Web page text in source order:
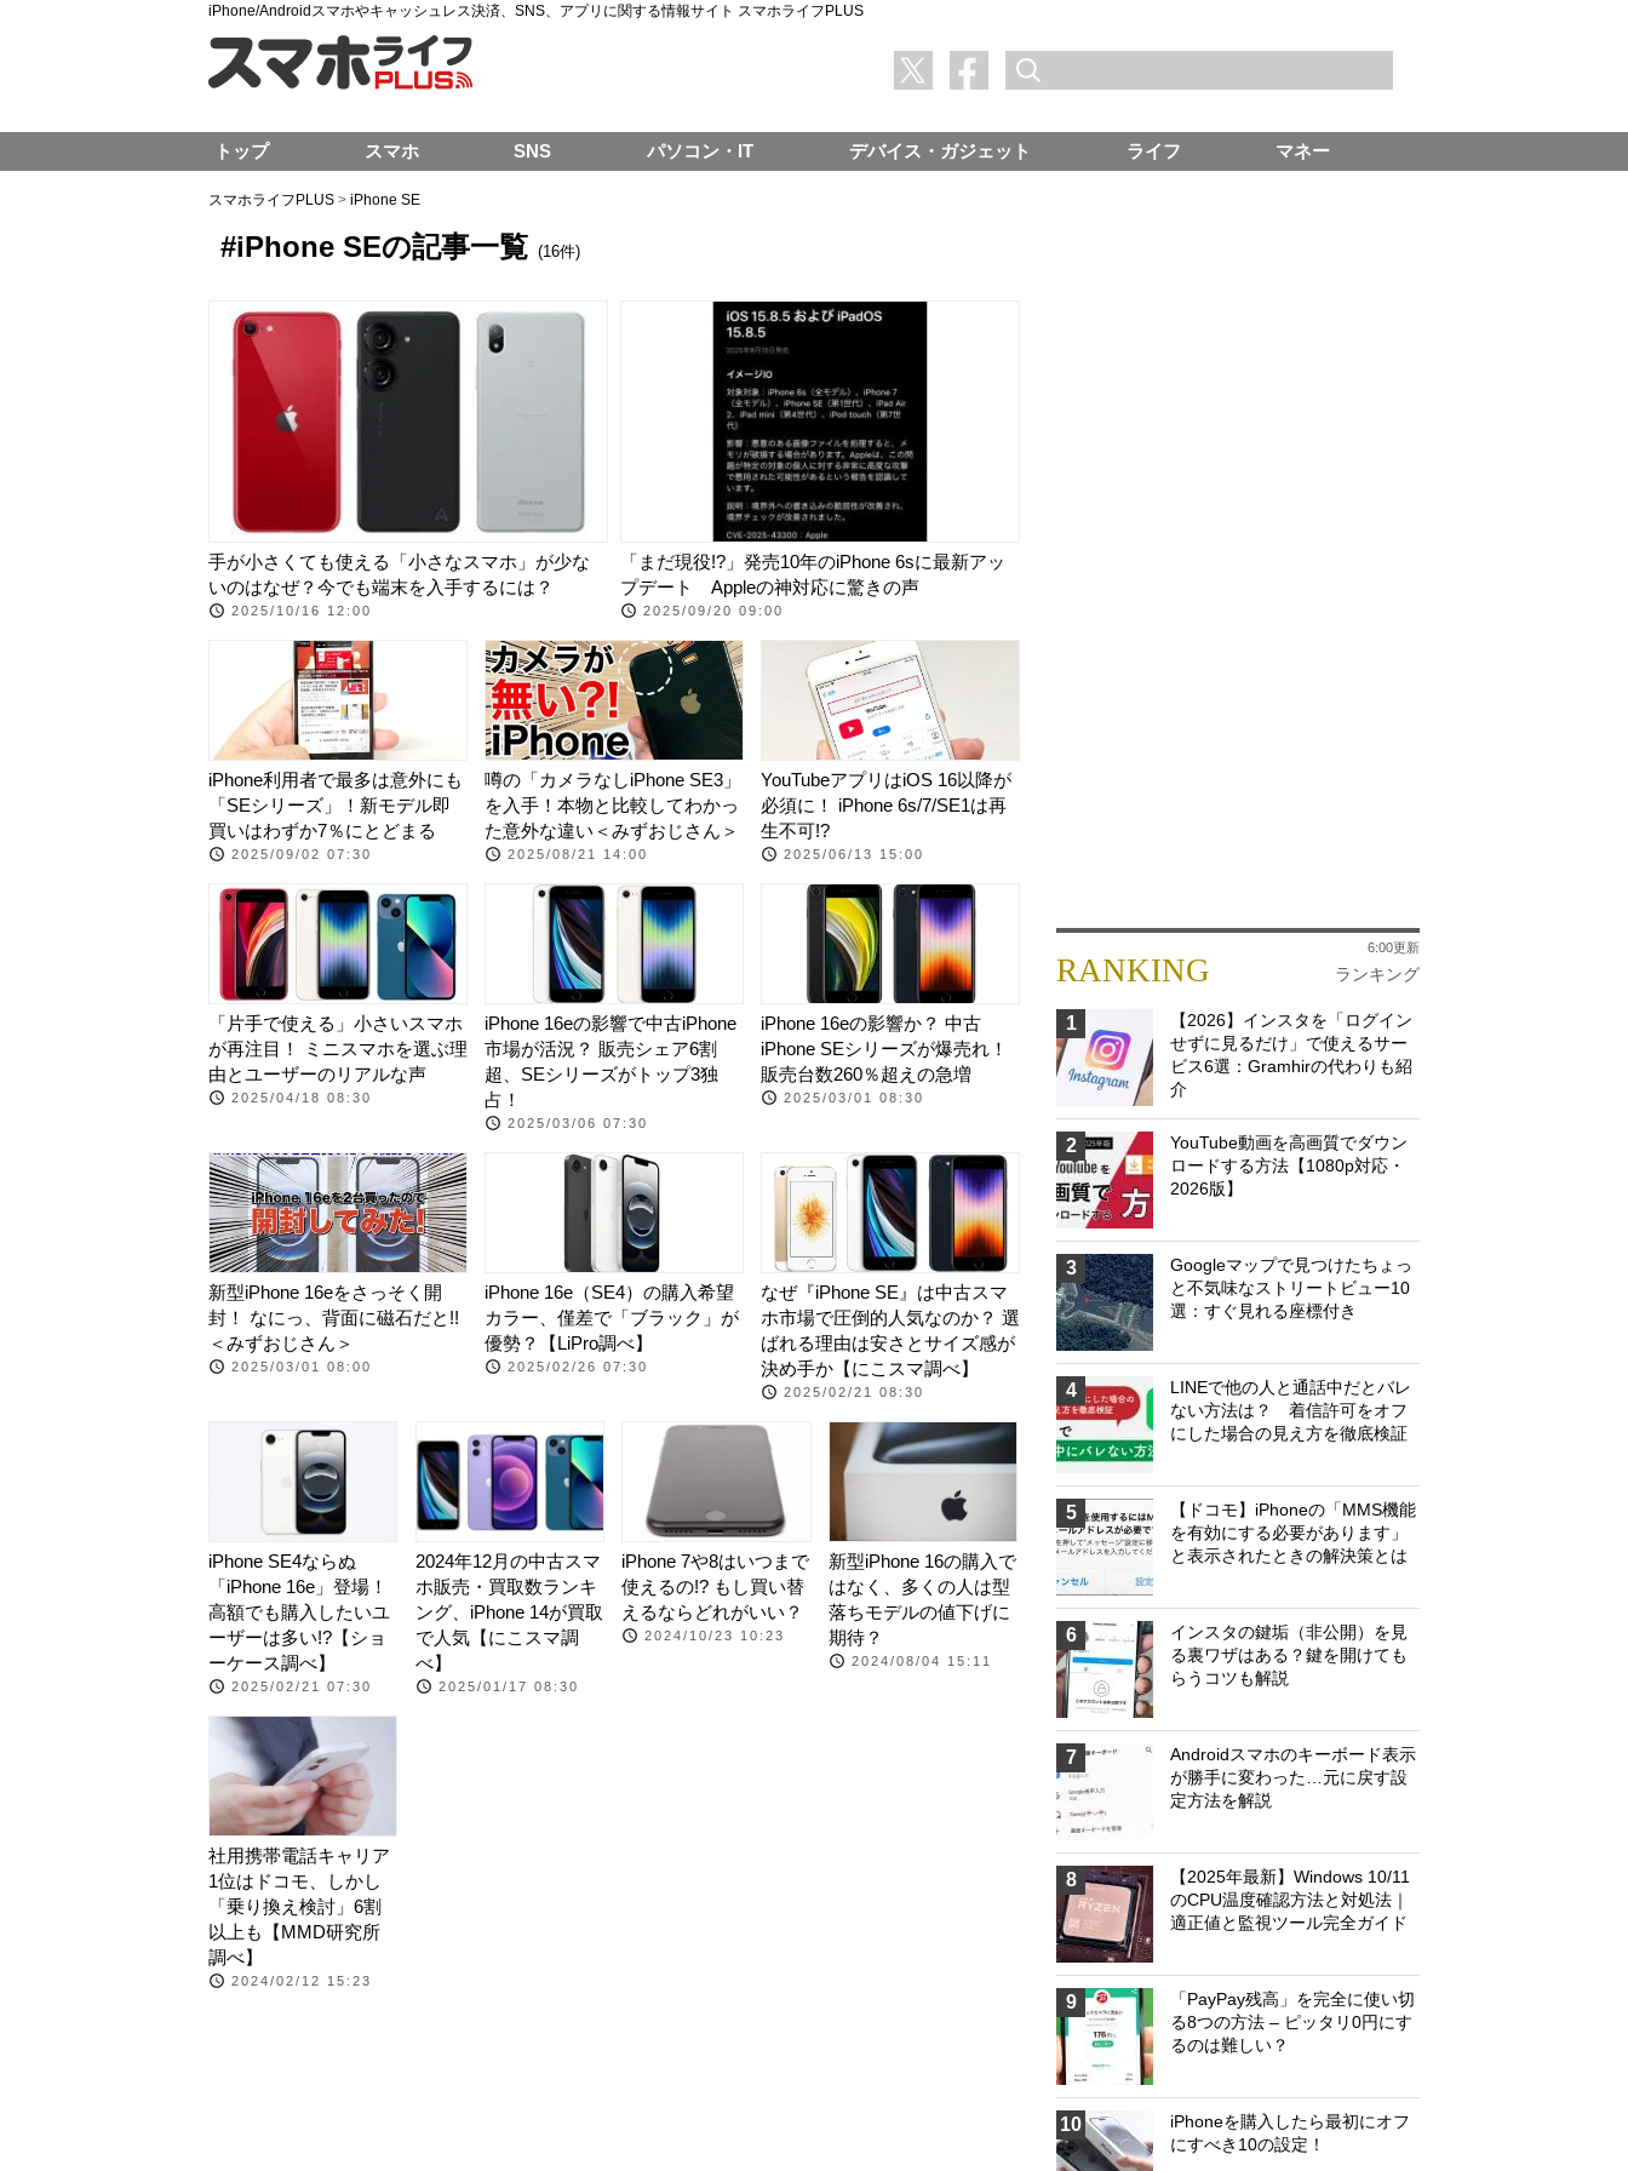
iPhone/Androidスマホやキャッシュレス決済、SNS、アプリに関する情報サイト スマホライフPLUS
スマホライフPLUS > iPhone SE
#iPhone SEの記事一覧 (16件)
手が小さくても使える「小さなスマホ」が少な
いのはなぜ？今でも端末を入手するには？
2025/10/16 12:00
「まだ現役!?」発売10年のiPhone 6sに最新アッ
プデート Appleの神対応に驚きの声
2025/09/20 09:00
iPhone利用者で最多は意外にも
「SEシリーズ」！新モデル即
買いはわずか7％にとどまる
2025/09/02 07:30
噂の「カメラなしiPhone SE3」
を入手！本物と比較してわかっ
た意外な違い＜みずおじさん＞
2025/08/21 14:00
YouTubeアプリはiOS 16以降が
必須に！ iPhone 6s/7/SE1は再
生不可!?
2025/06/13 15:00
「片手で使える」小さいスマホ
が再注目！ ミニスマホを選ぶ理
由とユーザーのリアルな声
2025/04/18 08:30
iPhone 16eの影響で中古iPhone
市場が活況？ 販売シェア6割
超、SEシリーズがトップ3独
占！
2025/03/06 07:30
iPhone 16eの影響か？ 中古
iPhone SEシリーズが爆売れ！
販売台数260％超えの急増
2025/03/01 08:30
新型iPhone 16eをさっそく開
封！ なにっ、背面に磁石だと!!
＜みずおじさん＞
2025/03/01 08:00
iPhone 16e（SE4）の購入希望
カラー、僅差で「ブラック」が
優勢？【LiPro調べ】
2025/02/26 07:30
なぜ『iPhone SE』は中古スマ
ホ市場で圧倒的人気なのか？ 選
ばれる理由は安さとサイズ感が
決め手か【にこスマ調べ】
2025/02/21 08:30
iPhone SE4ならぬ
「iPhone 16e」登場！
高額でも購入したいユ
ーザーは多い!?【ショ
ーケース調べ】
2025/02/21 07:30
2024年12月の中古スマ
ホ販売・買取数ランキ
ング、iPhone 14が買取
で人気【にこスマ調
べ】
2025/01/17 08:30
iPhone 7や8はいつまで
使えるの!? もし買い替
えるならどれがいい？
2024/10/23 10:23
新型iPhone 16の購入で
はなく、多くの人は型
落ちモデルの値下げに
期待？
2024/08/04 15:11
社用携帯電話キャリア
1位はドコモ、しかし
「乗り換え検討」6割
以上も【MMD研究所
調べ】
2024/02/12 15:23
RANKING ランキング
6:00更新
1
【2026】インスタを「ログイン
せずに見るだけ」で使えるサー
ビス6選：Gramhirの代わりも紹
介
2
YouTube動画を高画質でダウン
ロードする方法【1080p対応・
2026版】
3
Googleマップで見つけたちょっ
と不気味なストリートビュー10
選：すぐ見れる座標付き
4
LINEで他の人と通話中だとバレ
ない方法は？ 着信許可をオフ
にした場合の見え方を徹底検証
5
【ドコモ】iPhoneの「MMS機能
を有効にする必要があります」
と表示されたときの解決策とは
6
インスタの鍵垢（非公開）を見
る裏ワザはある？鍵を開けても
らうコツも解説
7
Androidスマホのキーボード表示
が勝手に変わった…元に戻す設
定方法を解説
8
【2025年最新】Windows 10/11
のCPU温度確認方法と対処法｜
適正値と監視ツール完全ガイド
9
「PayPay残高」を完全に使い切
る8つの方法 – ピッタリ0円にす
るのは難しい？
10
iPhoneを購入したら最初にオフ
にすべき10の設定！
トップ スマホ SNS パソコン・IT デバイス・ガジェット ライフ マネー